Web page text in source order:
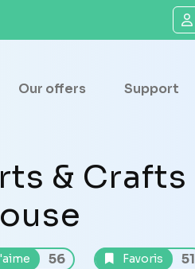
Our offers Support
& Crafts
56 Favoris 51